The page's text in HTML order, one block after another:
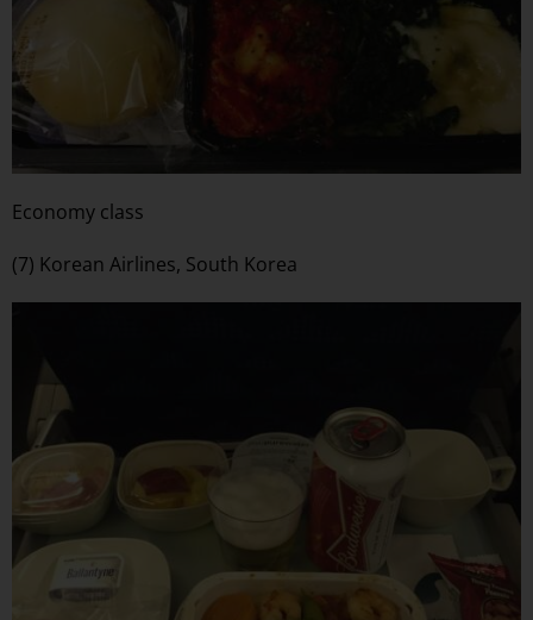
Economy class
(7) Korean Airlines, South Korea